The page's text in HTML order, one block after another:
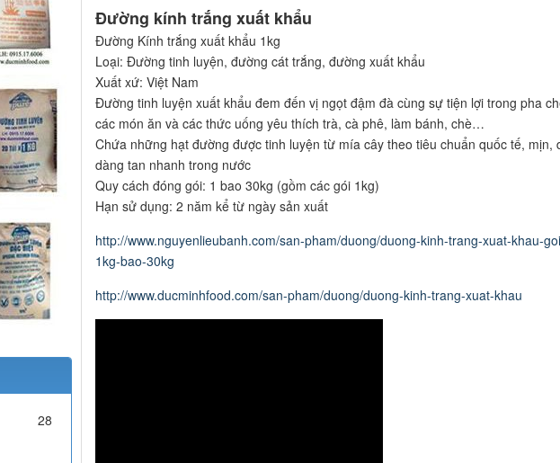
Đường kính trắng xuất khẩu
Đường Kính trắng xuất khẩu 1kg
Loại: Đường tinh luyện, đường cát trắng, đường xuất khẩu
Xuất xứ: Việt Nam
Đường tinh luyện xuất khẩu đem đến vị ngọt đậm đà cùng sự tiện lợi trong pha
các món ăn và các thức uống yêu thích trà, cà phê, làm bánh, chè…
Chứa những hạt đường được tinh luyện từ mía cây theo tiêu chuẩn quốc tế, mịn,
dàng tan nhanh trong nước
Quy cách đóng gói: 1 bao 30kg (gồm các gói 1kg)
Hạn sử dụng: 2 năm kể từ ngày sản xuất
http://www.nguyenlieubanh.com/san-pham/duong/duong-kinh-trang-xuat-khau-
1kg-bao-30kg
http://www.ducminhfood.com/san-pham/duong/duong-kinh-trang-xuat-khau
28